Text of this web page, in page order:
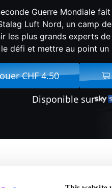
Guerre Mondiale
Luft Nord, un camp
les plus grands experts
défi et mettre au point un
CHF 4.50
Disponible sur